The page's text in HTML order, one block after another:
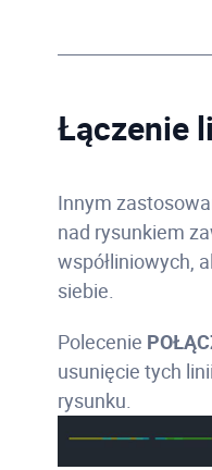
Łączenie
Innym
nad rysunkiem
współliniowych,
siebie.
Polecenie
usunięcie tych
rysunku.